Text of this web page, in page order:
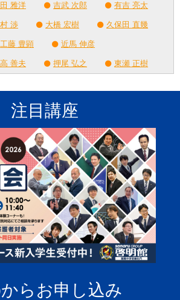
雅洋 吉武 次郎 有吉 亮太
渉 大橋 宏樹 久保田 直幾
工藤 豊顕 近馬 伸彦
善夫 押尾 弘之 東瀬 正樹
注目講座
らお申し込み